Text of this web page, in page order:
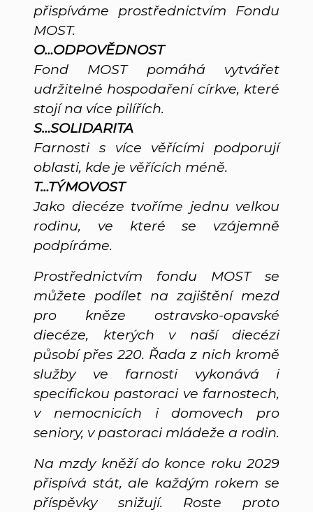
přispíváme prostřednictvím Fondu
MOST.
O…ODPOVĚDNOST
Fond MOST pomáhá vytvářet
udržitelné hospodaření církve, které
stojí na více pilířích.
S…SOLIDARITA
Farnosti s více věřícími podporují
oblasti, kde je věřících méně.
T…TÝMOVOST
Jako diecéze tvoříme jednu velkou
rodinu, ve které se vzájemně
podpíráme.
Prostřednictvím fondu MOST se
můžete podílet na zajištění mezd
pro kněze ostravsko-opavské
diecéze, kterých v naší diecézi
působí přes 220. Řada z nich kromě
služby ve farnosti vykonává i
specifickou pastoraci ve farnostech,
v nemocnicích i domovech pro
seniory, v pastoraci mládeže a rodin.
Na mzdy kněží do konce roku 2029
přispívá stát, ale každým rokem se
příspěvky snižují. Roste proto